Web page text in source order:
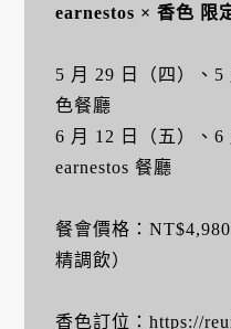
earnestos × 香色 限
5 月 29 日（四）、
色餐廳
6 月 12 日（五）、6
earnestos 餐廳
餐會價格：
精調飲）
香色訂位： https://